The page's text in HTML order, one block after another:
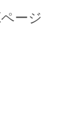
ージ